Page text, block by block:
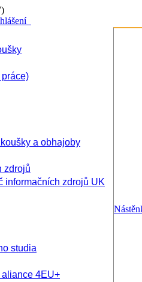
a obhajoby
zdrojů
informačních zdrojů UK
studia
4EU+